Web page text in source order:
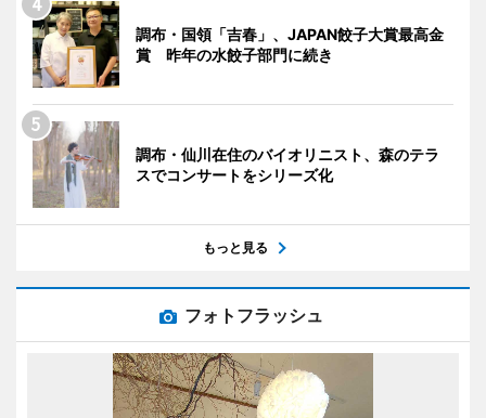
調布・国領「吉春」、JAPAN餃子大賞最高金
賞 昨年の水餃子部門に続き
調布・仙川在住のバイオリニスト、森のテラ
スでコンサートをシリーズ化
もっと見る
フォトフラッシュ